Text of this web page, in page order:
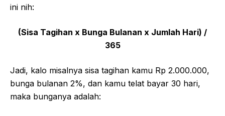
ini nih:
(Sisa Tagihan x Bunga Bulanan x Jumlah Hari) /
365
Jadi, kalo misalnya sisa tagihan kamu Rp 2.000.000,
bunga bulanan 2%, dan kamu telat bayar 30 hari,
maka bunganya adalah: